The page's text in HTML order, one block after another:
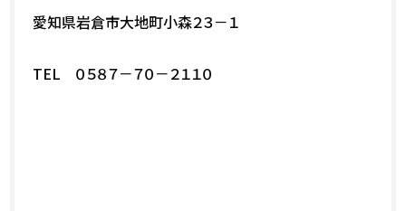
愛知県岩倉市大地町小森２３－１
TEL ０５８７－７０－２１１０